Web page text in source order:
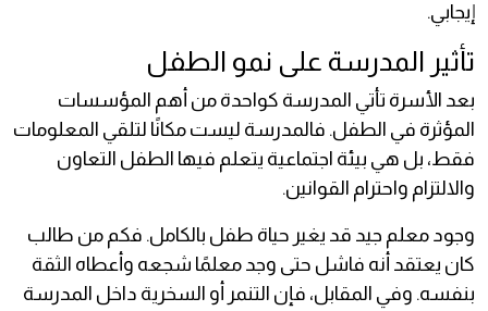
إيجابي.
تأثير المدرسة على نمو الطفل
بعد الأسرة تأتي المدرسة كواحدة من أهم المؤسسات
المؤثرة في الطفل. فالمدرسة ليست مكانًا لتلقي المعلومات
فقط، بل هي بيئة اجتماعية يتعلم فيها الطفل التعاون
والالتزام واحترام القوانين.
وجود معلم جيد قد يغير حياة طفل بالكامل. فكم من طالب
كان يعتقد أنه فاشل حتى وجد معلمًا شجعه وأعطاه الثقة
بنفسه. وفي المقابل، فإن التنمر أو السخرية داخل المدرسة